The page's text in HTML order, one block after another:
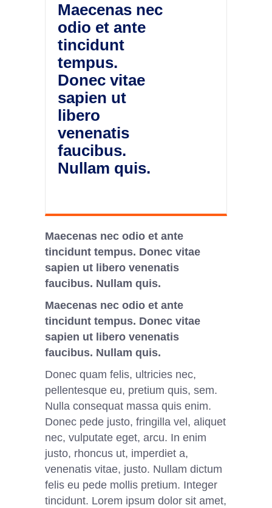
Maecenas nec
odio et ante
tincidunt
tempus.
Donec vitae
sapien ut
libero
venenatis
faucibus.
Nullam quis.
Maecenas nec odio et ante
tincidunt tempus. Donec vitae
sapien ut libero venenatis
faucibus. Nullam quis.
Maecenas nec odio et ante
tincidunt tempus. Donec vitae
sapien ut libero venenatis
faucibus. Nullam quis.
Donec quam felis, ultricies nec,
pellentesque eu, pretium quis, sem.
Nulla consequat massa quis enim.
Donec pede justo, fringilla vel, aliquet
nec, vulputate eget, arcu. In enim
justo, rhoncus ut, imperdiet a,
venenatis vitae, justo. Nullam dictum
felis eu pede mollis pretium. Integer
tincidunt. Lorem ipsum dolor sit amet,